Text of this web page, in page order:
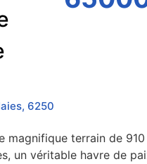
6250
magnifique terrain de 910
un véritable havre de